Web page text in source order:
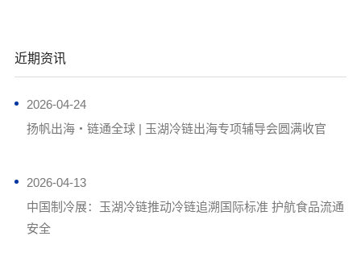
近期资讯
2026-04-24
扬帆出海・链通全球 | 玉湖冷链出海专项辅导会圆满收官
2026-04-13
中国制冷展：玉湖冷链推动冷链追溯国际标准 护航食品流通
安全